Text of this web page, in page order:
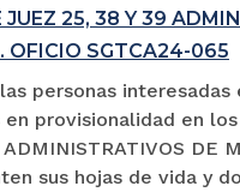
JUEZ 25, 38 Y 39
OFICIO SGTCA24-065
personas interesadas
en provisionalidad en
DE
sus hojas de vida y